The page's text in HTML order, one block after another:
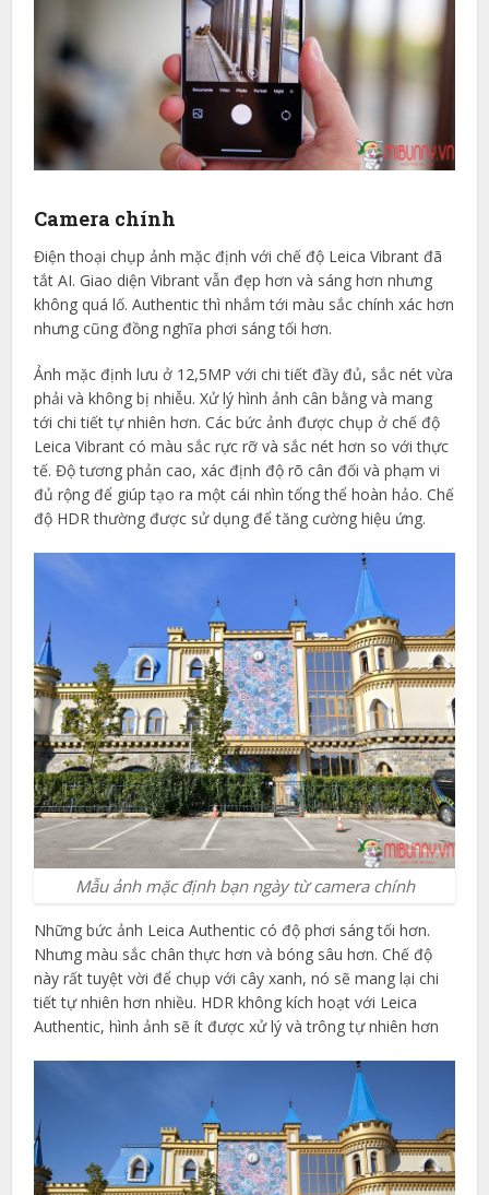
Camera chính
Điện thoại chụp ảnh mặc định với chế độ Leica Vibrant đã
tắt AI. Giao diện Vibrant vẫn đẹp hơn và sáng hơn nhưng
không quá lố. Authentic thì nhắm tới màu sắc chính xác hơn
nhưng cũng đồng nghĩa phơi sáng tối hơn.
Ảnh mặc định lưu ở 12,5MP với chi tiết đầy đủ, sắc nét vừa
phải và không bị nhiễu. Xử lý hình ảnh cân bằng và mang
tới chi tiết tự nhiên hơn. Các bức ảnh được chụp ở chế độ
Leica Vibrant có màu sắc rực rỡ và sắc nét hơn so với thực
tế. Độ tương phản cao, xác định độ rõ cân đối và phạm vi
đủ rộng để giúp tạo ra một cái nhìn tổng thể hoàn hảo. Chế
độ HDR thường được sử dụng để tăng cường hiệu ứng.
Mẫu ảnh mặc định bạn ngày từ camera chính
Những bức ảnh Leica Authentic có độ phơi sáng tối hơn.
Nhưng màu sắc chân thực hơn và bóng sâu hơn. Chế độ
này rất tuyệt vời để chụp với cây xanh, nó sẽ mang lại chi
tiết tự nhiên hơn nhiều. HDR không kích hoạt với Leica
Authentic, hình ảnh sẽ ít được xử lý và trông tự nhiên hơn